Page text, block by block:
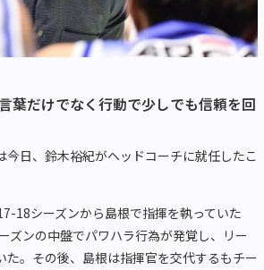
葉だけでなく行動で少しでも信頼を回
今日、鈴木裕紀がヘッドコーチに就任したこ
18シーズンから島根で指揮を執っていた
ズンの中盤でパワハラ行為が発覚し、リー
た。その後、島根は指揮官を交代するもチー